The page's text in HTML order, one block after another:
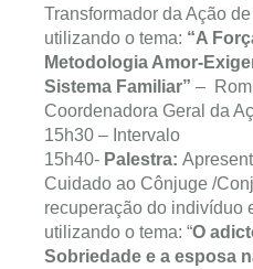
Transformador da Ação
utilizando o tema: “A
Metodologia Amor-
Sistema Familiar” –
Coordenadora Geral da
15h30 – Intervalo
15h40- Palestra:
Cuidado ao Cônjuge /
recuperação do indivíduo
utilizando o tema: “O
Sobriedade e a esposa